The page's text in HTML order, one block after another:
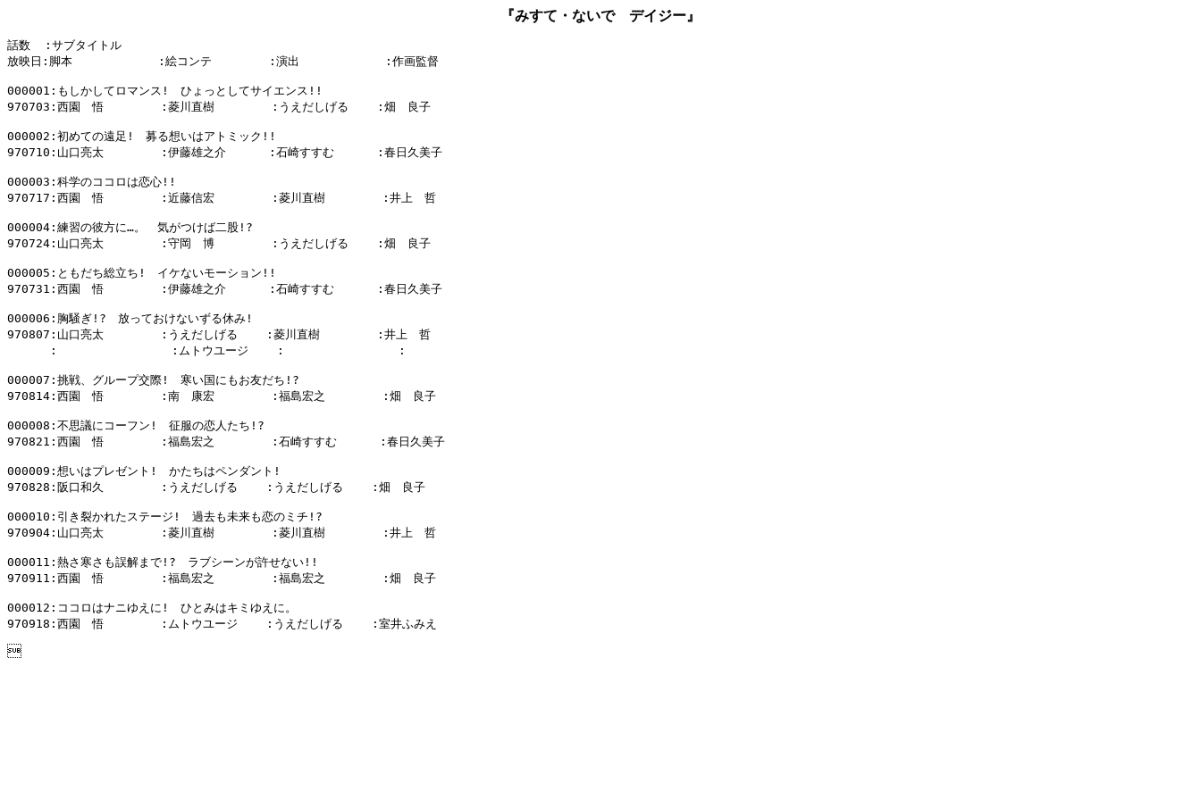
『みすて・ないで デイジー』
話数  :サブタイトル
放映日:脚本            :絵コンテ        :演出            :作画監督
000001:もしかしてロマンス!　ひょっとしてサイエンス!!
970703:西園　悟        :菱川直樹        :うえだしげる    :畑　良子
000002:初めての遠足!　募る想いはアトミック!!
970710:山口亮太        :伊藤雄之介      :石崎すすむ      :春日久美子
000003:科学のココロは恋心!!
970717:西園　悟        :近藤信宏        :菱川直樹        :井上　哲
000004:練習の彼方に…。　気がつけば二股!?
970724:山口亮太        :守岡　博        :うえだしげる    :畑　良子
000005:ともだち総立ち!　イケないモーション!!
970731:西園　悟        :伊藤雄之介      :石崎すすむ      :春日久美子
000006:胸騒ぎ!?　放っておけないずる休み!
970807:山口亮太        :うえだしげる    :菱川直樹        :井上　哲
      :                :ムトウユージ    :                :
000007:挑戦、グループ交際!　寒い国にもお友だち!?
970814:西園　悟        :南　康宏        :福島宏之        :畑　良子
000008:不思議にコーフン!　征服の恋人たち!?
970821:西園　悟        :福島宏之        :石崎すすむ      :春日久美子
000009:想いはプレゼント!　かたちはペンダント!
970828:阪口和久        :うえだしげる    :うえだしげる    :畑　良子
000010:引き裂かれたステージ!　過去も未来も恋のミチ!?
970904:山口亮太        :菱川直樹        :菱川直樹        :井上　哲
000011:熱さ寒さも誤解まで!?　ラブシーンが許せない!!
970911:西園　悟        :福島宏之        :福島宏之        :畑　良子
000012:ココロはナニゆえに!　ひとみはキミゆえに。
